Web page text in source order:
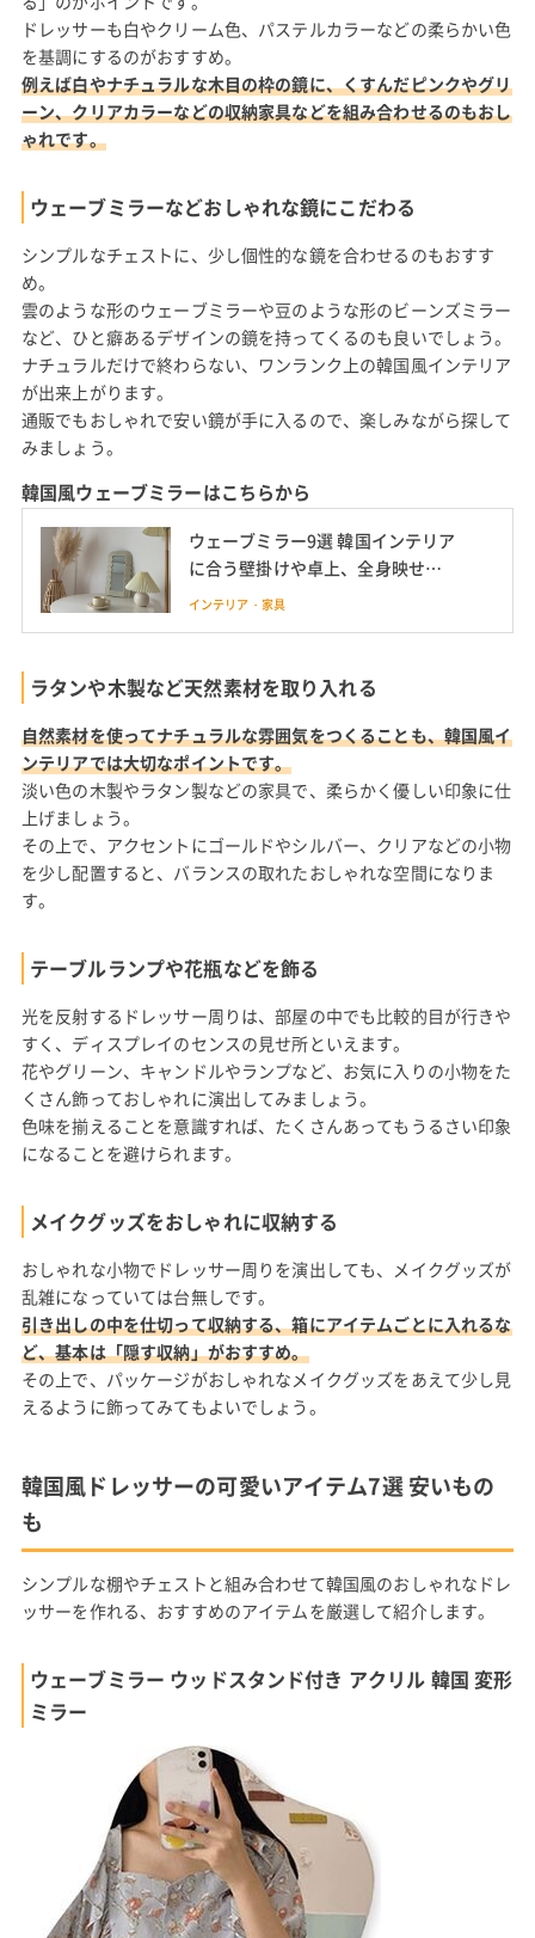
ドレッサーも白やクリーム色、パステルカラーなどの柔らかい色
を基調にするのがおすすめ。
例えば白やナチュラルな木目の枠の鏡に、くすんだピンクやグリ
ーン、クリアカラーなどの収納家具などを組み合わせるのもおし
ゃれです。
ウェーブミラーなどおしゃれな鏡にこだわる
シンプルなチェストに、少し個性的な鏡を合わせるのもおすす
め。
雲のような形のウェーブミラーや豆のような形のビーンズミラー
など、ひと癖あるデザインの鏡を持ってくるのも良いでしょう。
ナチュラルだけで終わらない、ワンランク上の韓国風インテリア
が出来上がります。
通販でもおしゃれで安い鏡が手に入るので、楽しみながら探して
みましょう。
韓国風ウェーブミラーはこちらから
ウェーブミラー9選 韓国インテリア
に合う壁掛けや卓上、全身映せる
大きめも
インテリア・家具
ラタンや木製など天然素材を取り入れる
自然素材を使ってナチュラルな雰囲気をつくることも、韓国風イ
ンテリアでは大切なポイントです。
淡い色の木製やラタン製などの家具で、柔らかく優しい印象に仕
上げましょう。
その上で、アクセントにゴールドやシルバー、クリアなどの小物
を少し配置すると、バランスの取れたおしゃれな空間になりま
す。
テーブルランプや花瓶などを飾る
光を反射するドレッサー周りは、部屋の中でも比較的目が行きや
すく、ディスプレイのセンスの見せ所といえます。
花やグリーン、キャンドルやランプなど、お気に入りの小物をた
くさん飾っておしゃれに演出してみましょう。
色味を揃えることを意識すれば、たくさんあってもうるさい印象
になることを避けられます。
メイクグッズをおしゃれに収納する
おしゃれな小物でドレッサー周りを演出しても、メイクグッズが
乱雑になっていては台無しです。
引き出しの中を仕切って収納する、箱にアイテムごとに入れるな
ど、基本は「隠す収納」がおすすめ。
その上で、パッケージがおしゃれなメイクグッズをあえて少し見
えるように飾ってみてもよいでしょう。
韓国風ドレッサーの可愛いアイテム7選 安いもの
も
シンプルな棚やチェストと組み合わせて韓国風のおしゃれなドレ
ッサーを作れる、おすすめのアイテムを厳選して紹介します。
ウェーブミラー ウッドスタンド付き アクリル 韓国 変形
ミラー